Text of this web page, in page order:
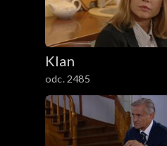
Klan
odc. 2485